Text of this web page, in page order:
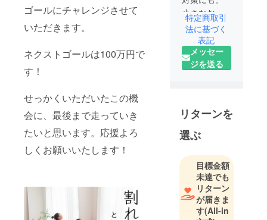
ゴールにチャレンジさせて
いただきます。
ネクストゴールは100万円で
す！
せっかくいただいたこの機
会に、最後まで走っていき
たいと思います。応援よろ
しくお願いいたします！
小さなお子
様やペット
がいるご家
庭ではもち
ろん、どん
た時の不
安」を考え
るかと思い
ます。頻発
している地
震や災害に
備えて、危
ないものを
特定商取引
法に基づく
表記
メッセー
ジを送る
リターンを
選ぶ
目標金額
未達でも
リターン
が届きま
す(All-in